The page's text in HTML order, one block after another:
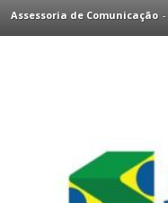
Assessoria de Comunicação -